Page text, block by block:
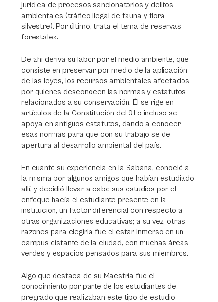
jurídica de procesos sancionatorios y delitos
ambientales (tráfico ilegal de fauna y flora
silvestre). Por último, trata el tema de reservas
forestales.
De ahí deriva su labor por el medio ambiente, que
consiste en preservar por medio de la aplicación
de las leyes, los recursos ambientales afectados
por quienes desconocen las normas y estatutos
relacionados a su conservación. Él se rige en
artículos de la Constitución del 91 o incluso se
apoya en antiguos estatutos, dando a conocer
esas normas para que con su trabajo se de
apertura al desarrollo ambiental del país.
En cuanto su experiencia en la Sabana, conoció a
la misma por algunos amigos que habían estudiado
allí, y decidió llevar a cabo sus estudios por el
enfoque hacía el estudiante presente en la
institución, un factor diferencial con respecto a
otras organizaciones educativas; a su vez, otras
razones para elegirla fue el estar inmerso en un
campus distante de la ciudad, con muchas áreas
verdes y espacios pensados para sus miembros.
Algo que destaca de su Maestría fue el
conocimiento por parte de los estudiantes de
pregrado que realizaban este tipo de estudio